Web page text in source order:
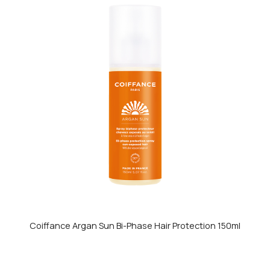
Coiffance Argan Sun Bi-Phase Hair Protection 150ml